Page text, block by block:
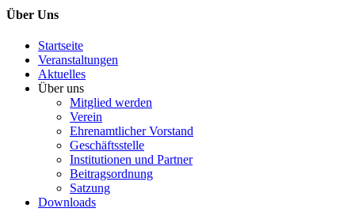
Über Uns
Startseite
Veranstaltungen
Aktuelles
Über uns
Mitglied werden
Verein
Ehrenamtlicher Vorstand
Geschäftsstelle
Institutionen und Partner
Beitragsordnung
Satzung
Downloads